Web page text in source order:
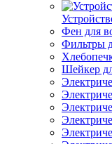
Фен для
Фильтры
Шейкер